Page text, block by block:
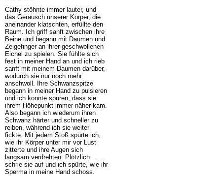
Cathy stöhnte immer lauter, und
das Geräusch unserer Körper, die
aneinander klatschten, erfüllte den
Raum. Ich griff sanft zwischen ihre
Beine und begann mit Daumen und
Zeigefinger an ihrer geschwollenen
Eichel zu spielen. Sie fühlte sich
fest in meiner Hand an und ich rieb
sanft mit meinem Daumen darüber,
wodurch sie nur noch mehr
anschwoll. Ihre Schwanzspitze
begann in meiner Hand zu pulsieren
und ich konnte spüren, dass sie
ihrem Höhepunkt immer näher kam.
Also begann ich wiederum ihren
Schwanz härter und schneller zu
reiben, während ich sie weiter
fickte. Mit jedem Stoß spürte ich,
wie ihr Körper unter mir vor Lust
zitterte und ihre Augen sich
langsam verdrehten. Plötzlich
schrie sie auf und ich spürte, wie ihr
Sperma in meine Hand schoss.